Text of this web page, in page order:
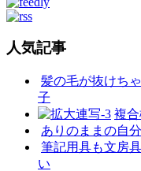
人気記事
髪の毛が抜けち
子
複
ありのままの自
筆記用具も文房
い